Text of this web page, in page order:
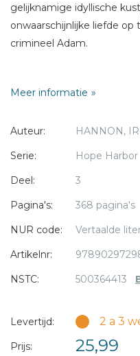
gelijknamige idyllische
onwaarschijnlijke liefde
crimineel Adam.
seconde van de dag druk
bestaan op te bouwen.
deze twee mensen als
bij elkaar en is alles mogelijk.
Meer informatie
Auteur:
HANNON,
Serie:
Hope Harbor
Deel:
3
Pagina's:
368 pagina's
NUR code:
Vertaalde
Artikelnr:
NSTC:
500364413
Levertijd: 2 a 3
Prijs: 25,99
Titel *
* = verplicht